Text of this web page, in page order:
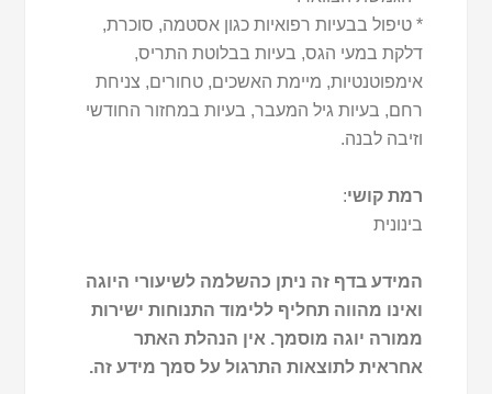
* טיפול בבעיות רפואיות כגון אסטמה, סוכרת,
דלקת במעי הגס, בעיות בבלוטת התריס,
אימפוטנטיות, מיימת האשכים, טחורים, צניחת
רחם, בעיות גיל המעבר, בעיות במחזור החודשי
וזיבה לבנה.
רמת קושי:
בינונית
המידע בדף זה ניתן כהשלמה לשיעורי היוגה
ואינו מהווה תחליף ללימוד התנוחות ישירות
ממורה יוגה מוסמך. אין הנהלת האתר
אחראית לתוצאות התרגול על סמך מידע זה.